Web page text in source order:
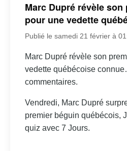
Marc Dupré révèle
pour une vedette
Publié le samedi 21 février à
Marc Dupré révèle son
vedette québécoise
commentaires.
Vendredi, Marc Dupré
premier béguin québécois,
quiz avec 7 Jours.